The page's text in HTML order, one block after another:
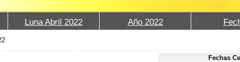
Luna Abril 2022 Año 2022
Fechas